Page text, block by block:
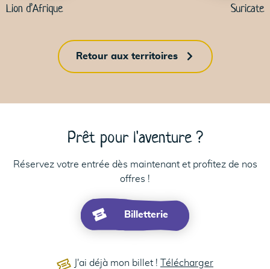
Lion d’Afrique Suricate
Retour aux territoires
Prêt pour l'aventure ?
Réservez votre entrée dès maintenant et profitez de nos
offres !
Billetterie
J'ai déjà mon billet ! Télécharger